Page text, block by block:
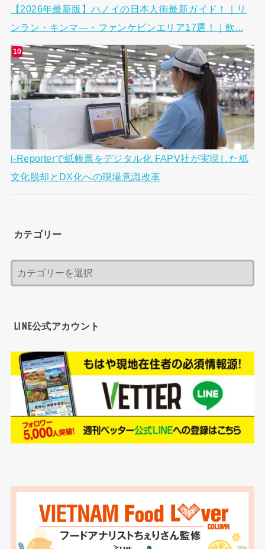
【2026年最新版】ハノイの日本人街最新ガイド！｜リ
ンラン・キンマ―・ファンケビンエリア17選！｜飲...
i-Reporterで紙帳票をデジタル化 FAPV社が実現した紙
文化脱却とDX化への現場意識改革
カテゴリー
LINE公式アカウント